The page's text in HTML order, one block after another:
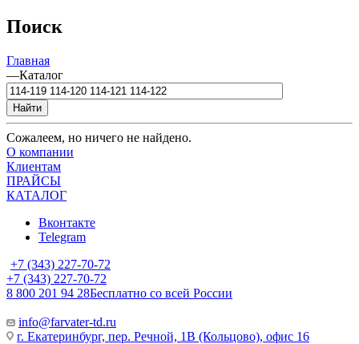
Поиск
Главная
—Каталог
Найти
Сожалеем, но ничего не найдено.
О компании
Клиентам
ПРАЙСЫ
КАТАЛОГ
Вконтакте
Telegram
+7 (343) 227-70-72
+7 (343) 227-70-72
8 800 201 94 28Бесплатно со всей России
info@farvater-td.ru
г. Екатеринбург, пер. Речной, 1В (Кольцово), офис 16